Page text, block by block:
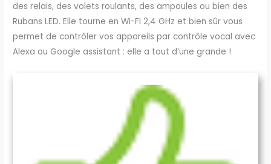
des relais, des volets roulants, des ampoules ou bien des
Rubans LED. Elle tourne en Wi-FI 2,4 GHz et bien sûr vous
permet de contrôler vos appareils par contrôle vocal avec
Alexa ou Google assistant : elle a tout d’une grande !